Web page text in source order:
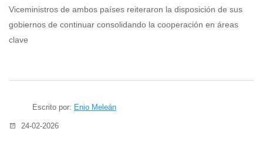
Viceministros de ambos países reiteraron la disposición de sus
gobiernos de continuar consolidando la cooperación en áreas
clave
Escrito por: Enio Meleán
24-02-2026